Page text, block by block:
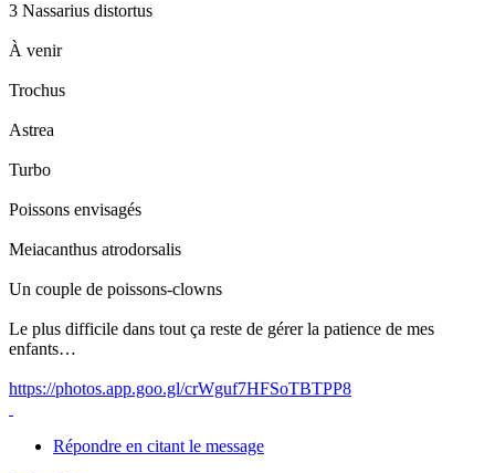
3 Nassarius distortus
À venir
Trochus
Astrea
Turbo
Poissons envisagés
Meiacanthus atrodorsalis
Un couple de poissons-clowns
Le plus difficile dans tout ça reste de gérer la patience de mes
enfants…
https://photos.app.goo.gl/crWguf7HFSoTBTPP8
Répondre en citant le message